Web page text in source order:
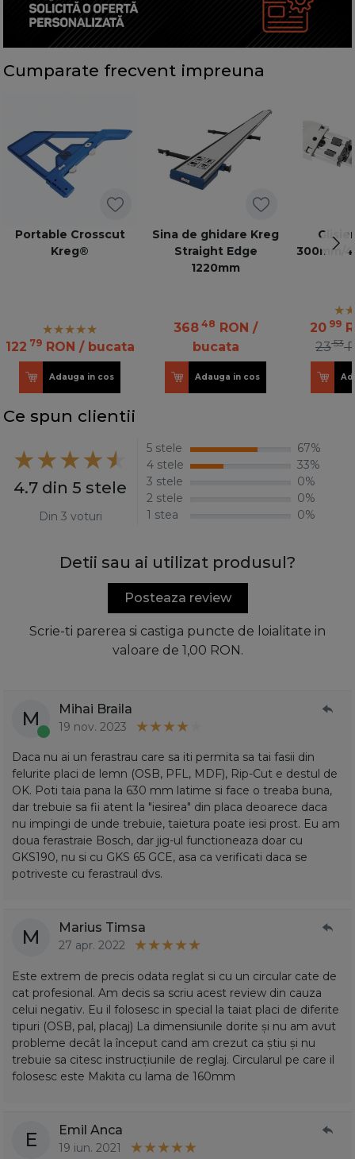
Cumparate frecvent impreuna
Portable Crosscut
Kreg®
122 79 RON / bucata
Adauga in cos
Sina de ghidare Kreg
Straight Edge
1220mm
368 48 RON /
bucata
Adauga in cos
300mm/
2099
2353
Ce spun clientii
4.7 din 5 stele
Din 3 voturi
5 stele
67%
4 stele
33%
3 stele
0%
2 stele
0%
1 stea
0%
Detii sau ai utilizat produsul?
Posteaza review
Scrie-ti parerea si castiga puncte de loialitate in
valoare de 1,00 RON.
M Mihai Braila
19 nov. 2023
Daca nu ai un ferastrau care sa iti permita sa tai fasii din
felurite placi de lemn (OSB, PFL, MDF), Rip-Cut e destul de
OK. Poti taia pana la 630 mm latime si face o treaba buna,
dar trebuie sa fii atent la "iesirea" din placa deoarece daca
nu impingi de unde trebuie, taietura poate iesi prost. Eu am
doua ferastraie Bosch, dar jig-ul functioneaza doar cu
GKS190, nu si cu GKS 65 GCE, asa ca verificati daca se
potriveste cu ferastraul dvs.
M Marius Timsa
27 apr. 2022
Este extrem de precis odata reglat si cu un circular cate de
cat profesional. Am decis sa scriu acest review din cauza
celui negativ. Eu il folosesc in special la taiat placi de diferite
tipuri (OSB, pal, placaj) La dimensiunile dorite și nu am avut
probleme decât la început cand am crezut ca știu și nu
trebuie sa citesc instrucțiunile de reglaj. Circularul pe care il
folosesc este Makita cu lama de 160mm
E Emil Anca
19 iun. 2021